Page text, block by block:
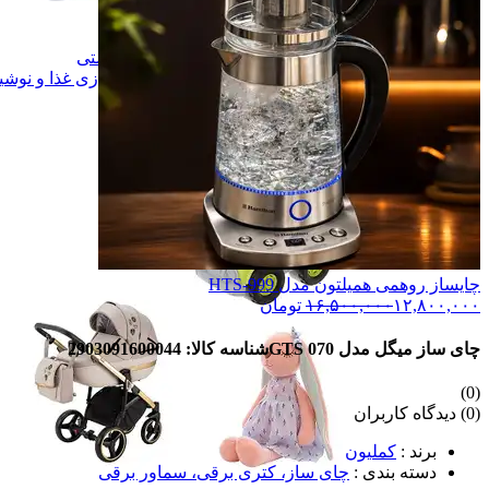
ورزش و سفر ورزش و سفر
اسباب بازی اسباب بازی
مراقبتی و بهداشتی
مراقبتی و بهداشتی
آماده سازی غذا و نوشیدنی
آماده سازی غذا و
رفاهی و پذیرایی رفاهی و پذیرایی
همه دسته بندی های کالای کودک
چایساز روهمی همیلتون مدل HTS-999
۱۶,۵۰۰,۰۰۰۱۲,۸۰۰,۰۰۰ تومان
چای ساز میگل مدل GTS 070 شناسه کالا: 2903091600044
(0)
(0) دیدگاه کاربران
برند : کملیون
دسته بندی : چای ساز، کتری برقی، سماور برقی